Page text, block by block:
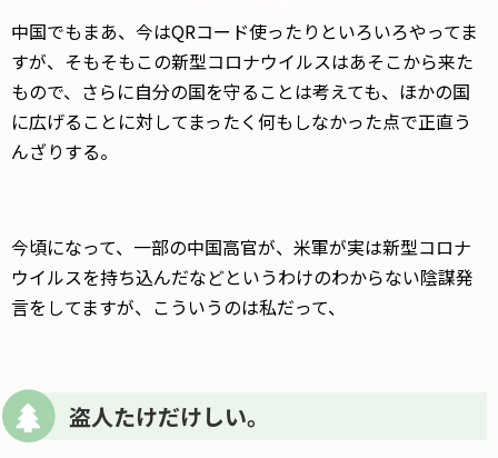
中国でもまあ、今はQRコード使ったりといろいろやってま
すが、そもそもこの新型コロナウイルスはあそこから来た
もので、さらに自分の国を守ることは考えても、ほかの国
に広げることに対してまったく何もしなかった点で正直う
んざりする。
今頃になって、一部の中国高官が、米軍が実は新型コロナ
ウイルスを持ち込んだなどというわけのわからない陰謀発
言をしてますが、こういうのは私だって、
盗人たけだけしい。